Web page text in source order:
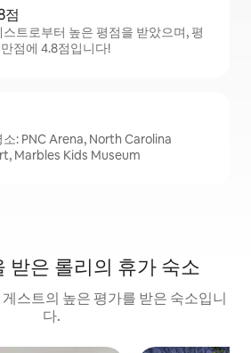
점
트로부터 높은 평점을 받았으며, 평
점에 4.8점입니다!
소: PNC Arena, North Carolina
Marbles Kids Museum
받은 롤리의 휴가 숙소
스트의 높은 평가를 받은 숙소입니
다.